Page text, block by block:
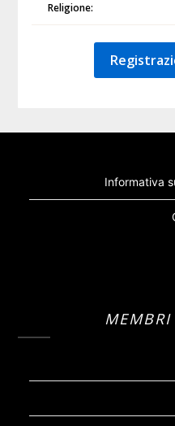
Religione:
Informativa
MEMBRI